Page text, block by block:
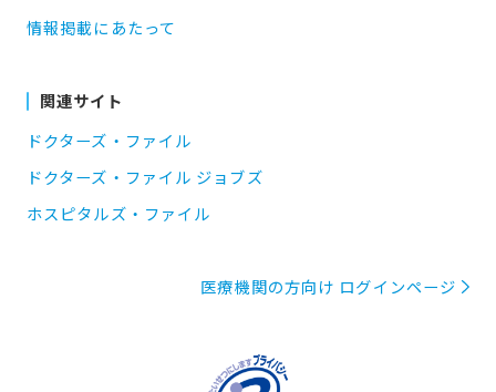
情報掲載にあたって
関連サイト
ドクターズ・ファイル
ドクターズ・ファイル ジョブズ
ホスピタルズ・ファイル
医療機関の方向け ログインページ